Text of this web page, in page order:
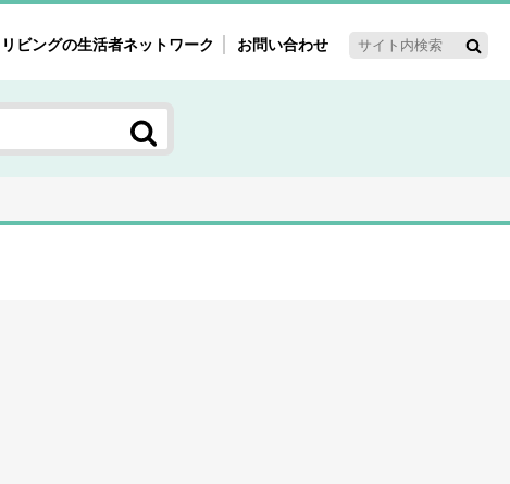
ーゲット・重点テーマ
ｓ～60'ｓマーケット研究室
系新3世代消費研究室
リビングの生活者ネットワーク お問い合わせ